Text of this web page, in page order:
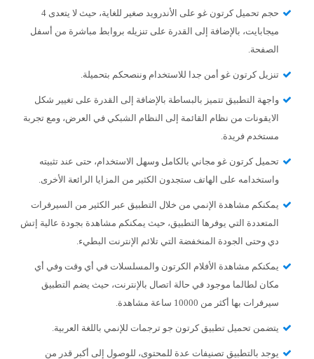
حجم تحميل كرتون غو على الأندرويد صغير للغاية، حيث لا يتعدى 4
ميجابايت، بالإضافة إلى القدرة على تنزيله بروابط مباشرة من أسفل
الصفحة.
تنزيل كرتون غو أمن جدا للاستخدام وننصحكم بتحميلة.
واجهة التطبيق تتميز بالبساطة بالإضافة إلى القدرة على تغيير شكل
الايقونات من نظام القائمة إلى النظام الشبكي في العرض، ومع تجربة
مستخدم فريدة.
تحميل كرتون غو مجاني بالكامل وسهل الاستخدام، حتى عند تثبيته
واستخدامه على الهاتف ستجدون الكثير من المزايا الرائعة الأخرى.
يمكنكم مشاهدة الإنمي من خلال التطبيق عبر الكثير من السيرفرات
المتعددة التي يوفرها التطبيق، حيث يمكنكم مشاهدة بجودة عالية إتش
دي وحتى الجودة المنخفضة التي تلائم الإنترنت البطيء.
يمكنكم مشاهدة الأفلام الكرتون والمسلسلات في أي وقت وفي أي
مكان لطالما موجود في حالة اتصال بالإنترنت، حيث يضم التطبيق
سيرفرات بها أكثر من 10000 ساعة مشاهدة.
يتضمن تحميل تطبيق كرتون جو ترجمات للإنمي باللغة العربية.
يوجد بالتطبيق تصنيفات عدة للمحتوى، للوصول إلى أكبر قدر من